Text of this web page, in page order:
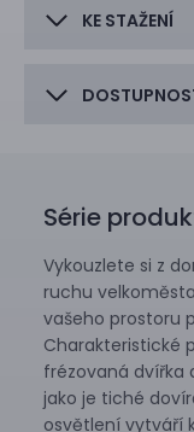
KE STAŽENÍ
Série
Vykouzlete si z
ruchu
vašeho prostoru
Charakteristické
frézovaná dvířka
jako je tiché
osvětlení vytváří